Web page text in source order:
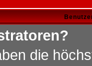
die